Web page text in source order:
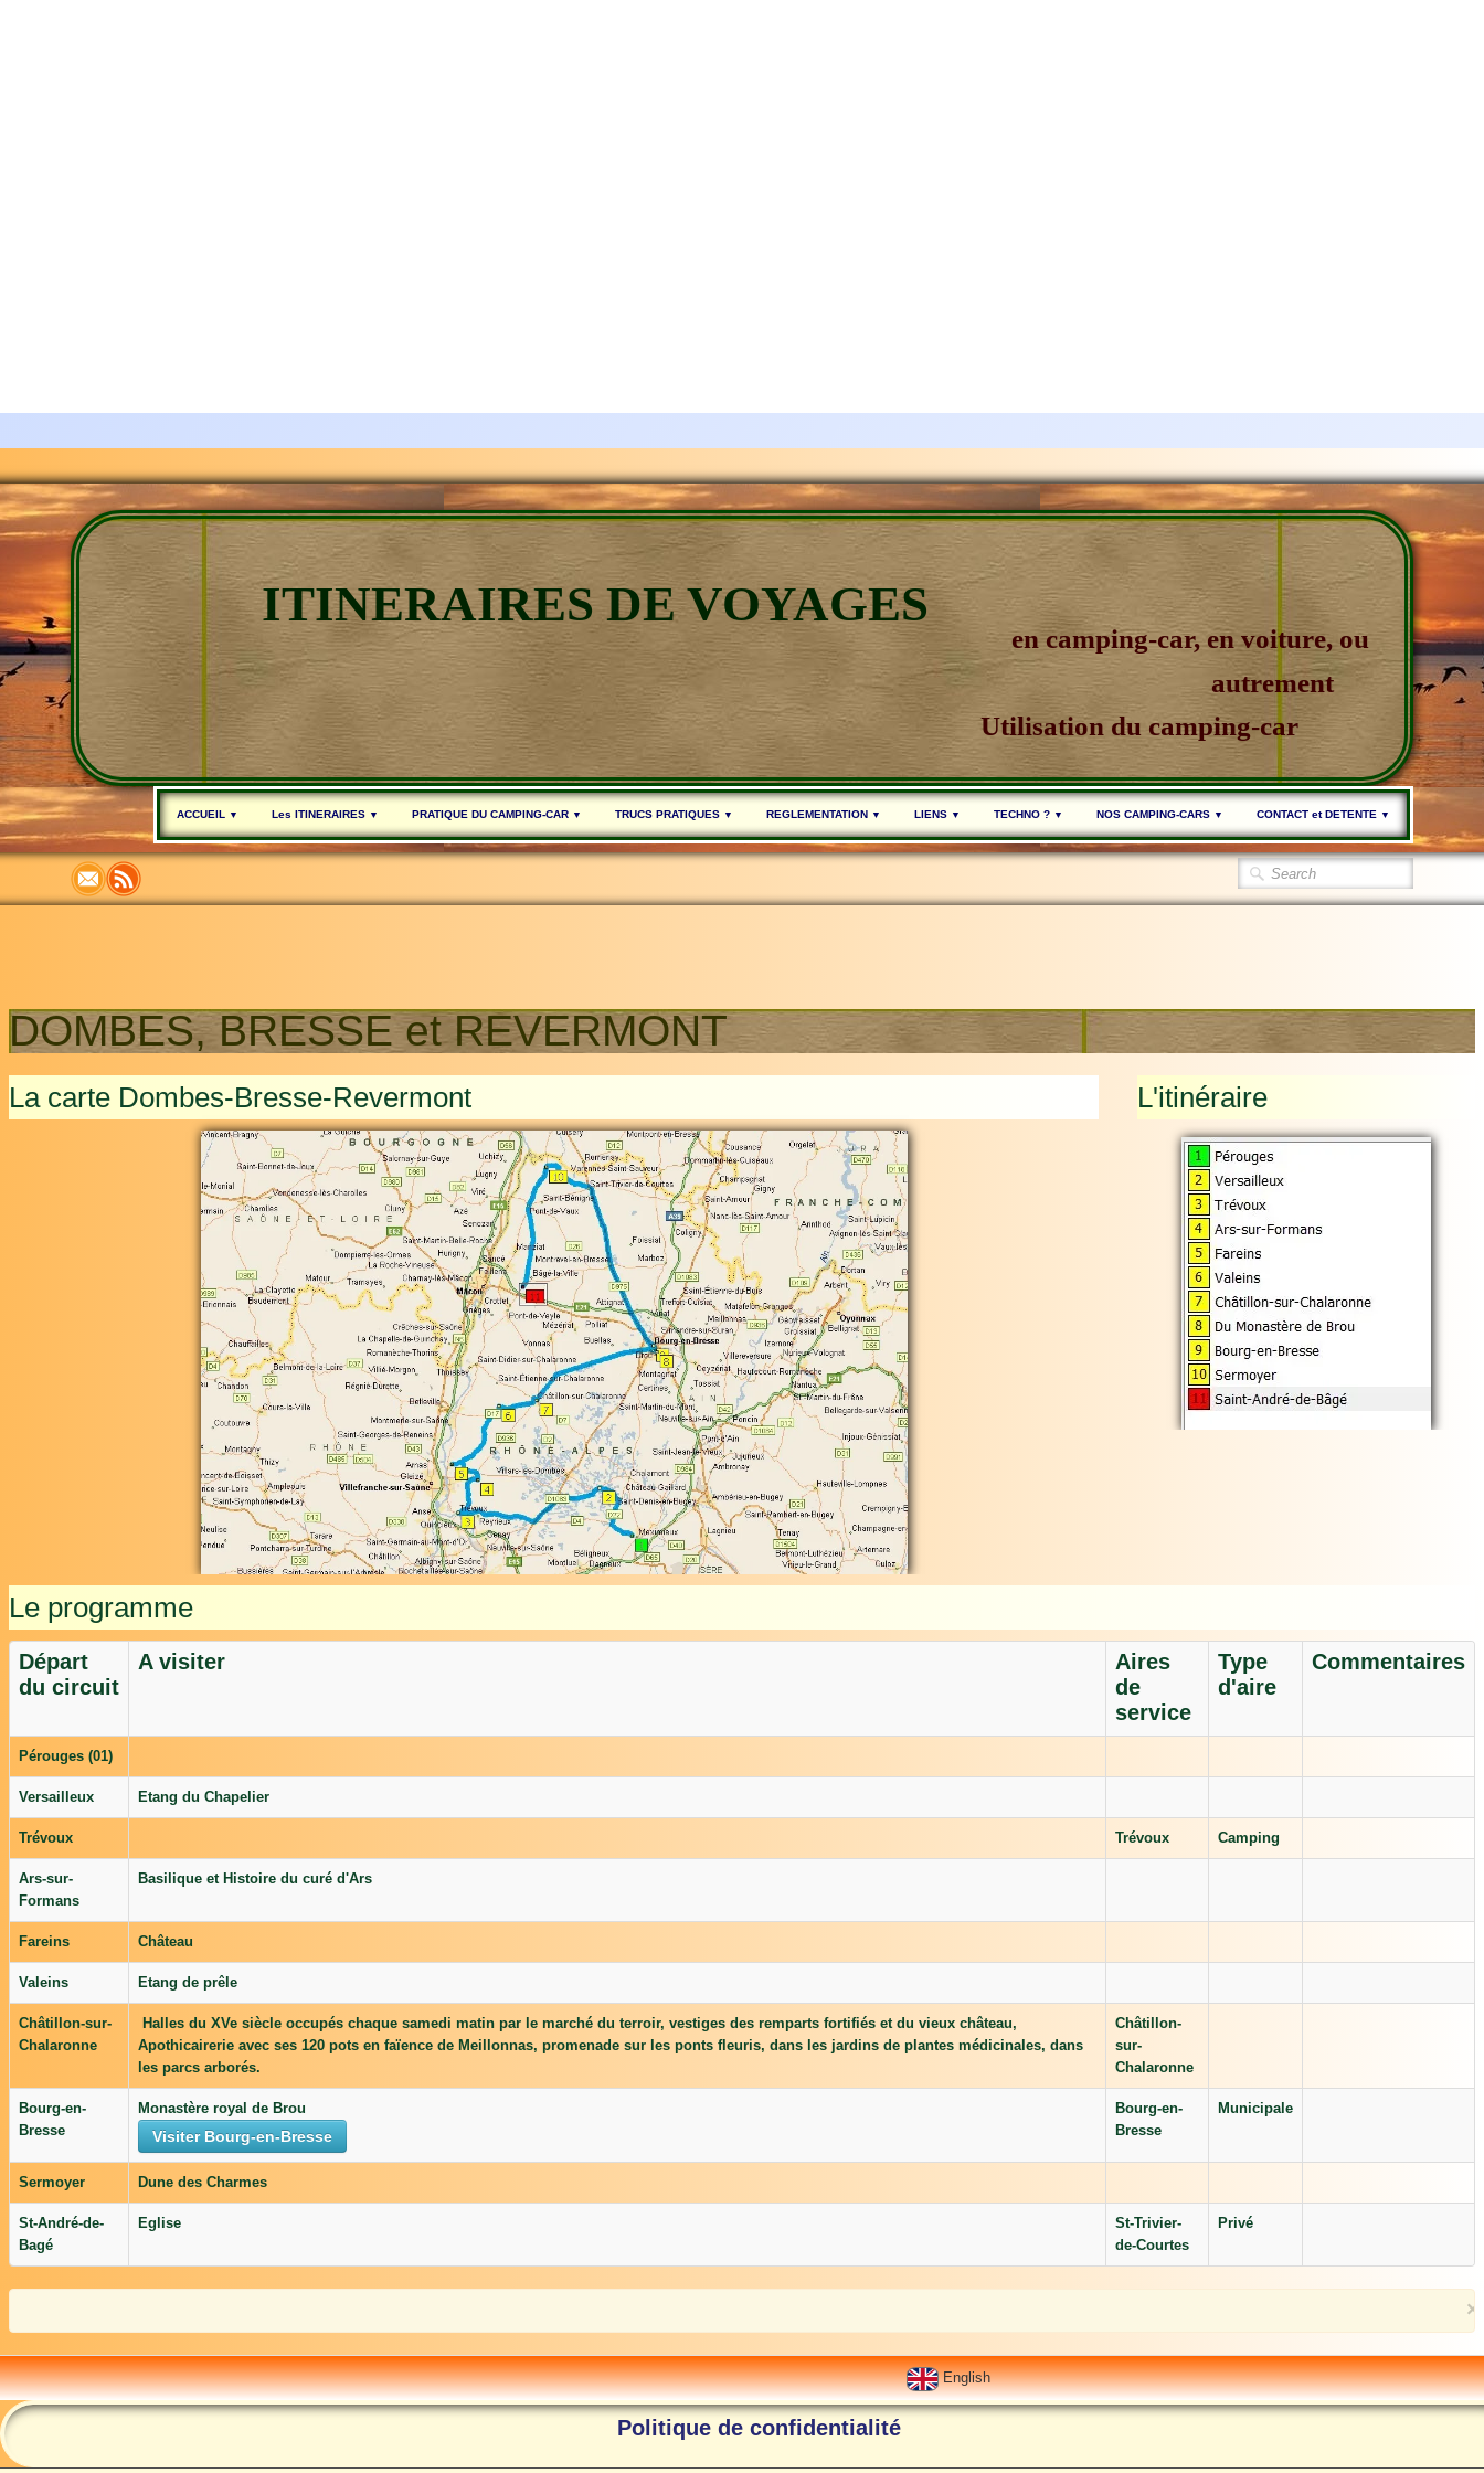
ITINERAIRES DE VOYAGES
en camping-car, en voiture, ou
autrement
Utilisation du camping-car
ACCUEIL ▼ Les ITINERAIRES ▼ PRATIQUE DU CAMPING-CAR ▼ TRUCS PRATIQUES ▼ REGLEMENTATION ▼ LIENS ▼ TECHNO ? ▼ NOS CAMPING-CARS ▼ CONTACT et DETENTE ▼
DOMBES, BRESSE et REVERMONT
La carte Dombes-Bresse-Revermont L'itinéraire
Le programme
Départ
du circuit
A visiter
Aires
de
service
Type
d'aire
Commentaires
Pérouges (01)
Versailleux Etang du Chapelier
Trévoux Trévoux Camping
Ars-sur-
Formans
Basilique et Histoire du curé d'Ars
Fareins Château
Valeins Etang de prêle
Châtillon-sur-
Chalaronne
Halles du XVe siècle occupés chaque samedi matin par le marché du terroir, vestiges des remparts fortifiés et du vieux château,
Apothicairerie avec ses 120 pots en faïence de Meillonnas, promenade sur les ponts fleuris, dans les jardins de plantes médicinales, dans
les parcs arborés.
Châtillon-
sur-
Chalaronne
Bourg-en-
Bresse
Monastère royal de Brou
Visiter Bourg-en-Bresse
Bourg-en-
Bresse
Municipale
Sermoyer Dune des Charmes
St-André-de-
Bagé
Eglise
St-Trivier-
de-Courtes
Privé
×
English
Politique de confidentialité